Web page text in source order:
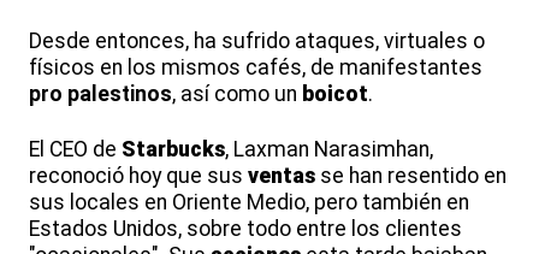
Desde entonces, ha sufrido ataques, virtuales o
físicos en los mismos cafés, de manifestantes
pro palestinos, así como un boicot.
El CEO de Starbucks, Laxman Narasimhan,
reconoció hoy que sus ventas se han resentido en
sus locales en Oriente Medio, pero también en
Estados Unidos, sobre todo entre los clientes